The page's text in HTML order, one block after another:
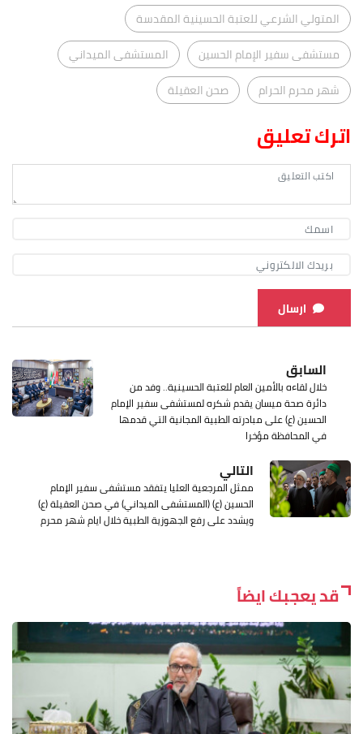
المتولي الشرعي للعتبة الحسينية المقدسة
مستشفى سفير الإمام الحسين
المستشفى الميداني
شهر محرم الحرام
صحن العقيلة
اترك تعليق
ارسال
السابق
خلال لقاءه بالأمين العام للعتبة الحسينية.. وفد من
دائرة صحة ميسان يقدم شكره لمستشفى سفير الإمام
الحسين (ع) على مبادرته الطبية المجانية التي قدمها
في المحافظة مؤخرا
التالي
ممثل المرجعية العليا يتفقد مستشفى سفير الإمام
الحسين (ع) (المستشفى الميداني) في صحن العقيلة (ع)
ويشدد على رفع الجهوزية الطبية خلال ايام شهر محرم
قد يعجبك ايضاً